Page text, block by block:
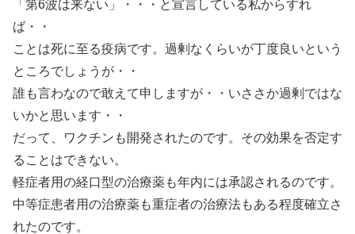
「第6波は来ない」・・・と宣言している私からすれ
ば・・
ことは死に至る疫病です。過剰なくらいが丁度良いという
ところでしょうが・・
誰も言わなので敢えて申しますが・・いささか過剰ではな
いかと思います・・
だって、ワクチンも開発されたのです。その効果を否定す
ることはできない。
軽症者用の経口型の治療薬も年内には承認されるのです。
中等症患者用の治療薬も重症者の治療法もある程度確立さ
れたのです。